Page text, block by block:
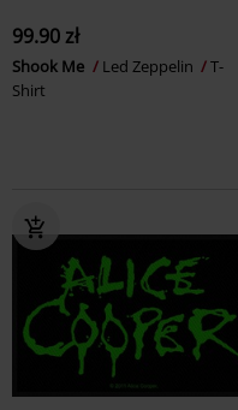
99.90 zł
Shook Me Led Zeppelin
T-
Shirt